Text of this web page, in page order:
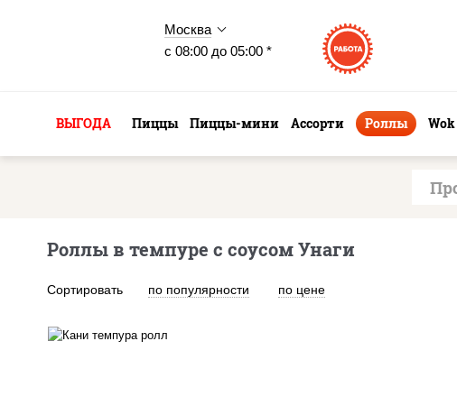
Москва
с 08:00 до 05:00 *
ВЫГОДА Пиццы Пиццы-мини Ассорти Роллы Wok
Роллы в темпуре с соусом Унаги
Сортировать по популярности по цене